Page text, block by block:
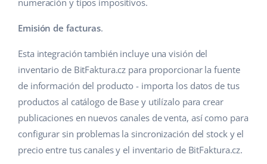
Calculadora de beneficios
Cooperación y socios
Contáctanos
español (MX)
Français
Italiano
polski
português (BR)
numeración y tipos impositivos.
Emisión de facturas.
Esta integración también incluye una visión del
inventario de BitFaktura.cz para proporcionar la fuente
de información del producto - importa los datos de tus
productos al catálogo de Base y utilízalo para crear
publicaciones en nuevos canales de venta, así como para
configurar sin problemas la sincronización del stock y el
precio entre tus canales y el inventario de BitFaktura.cz.